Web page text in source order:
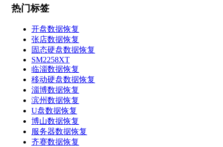
热门标签
开盘数据恢复
张店数据恢复
固态硬盘数据恢复
SM2258XT
临淄数据恢复
移动硬盘数据恢复
淄博数据恢复
滨州数据恢复
U盘数据恢复
博山数据恢复
服务器数据恢复
齐赛数据恢复